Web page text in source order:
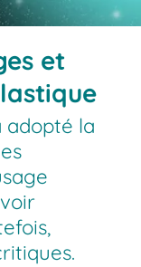
et
adopté la